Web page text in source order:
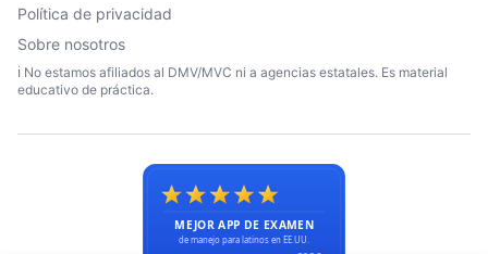
Política de privacidad
Sobre nosotros
ℹ️ No estamos afiliados al DMV/MVC ni a agencias estatales. Es material
educativo de práctica.